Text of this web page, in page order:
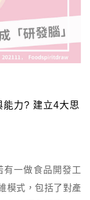
能力? 建立4大思
有一做食品開發工
模式，包括了對產